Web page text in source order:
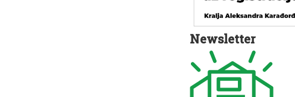
Newsletter